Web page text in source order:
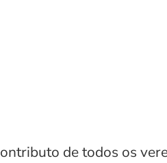
de todos os